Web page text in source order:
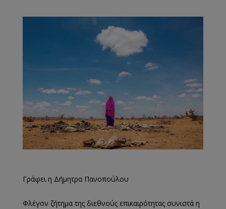
Γράφει η Δήμητρα Πανοπούλου
Φλέγον ζήτημα της διεθνούς επικαιρότητας συνιστά η